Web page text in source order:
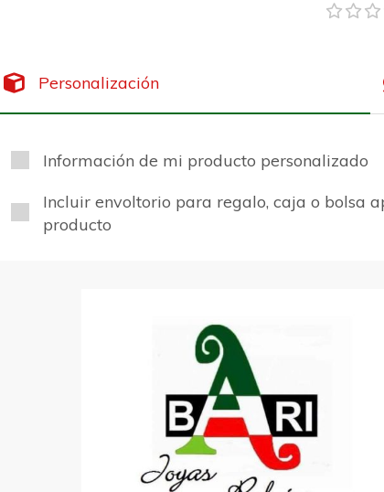
Personalización
Información de mi producto personalizado
Incluir envoltorio para regalo, caja o bolsa
producto